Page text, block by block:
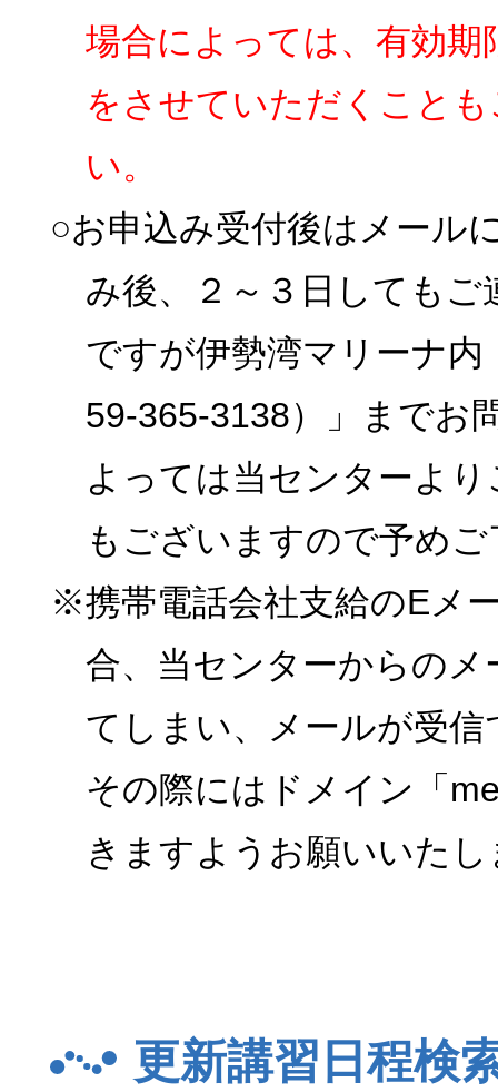
場合によっては、有効
をさせていただくこと
い。
○お申込み受付後はメール
み後、２～３日しても
ですが伊勢湾マリーナ
59-365-3138）」までお
よっては当センターよ
もございますので予め
※携帯電話会社支給のEメ
合、当センターからの
てしまい、メールが受
その際にはドメイン「
きますようお願いいた
更新講習日程検